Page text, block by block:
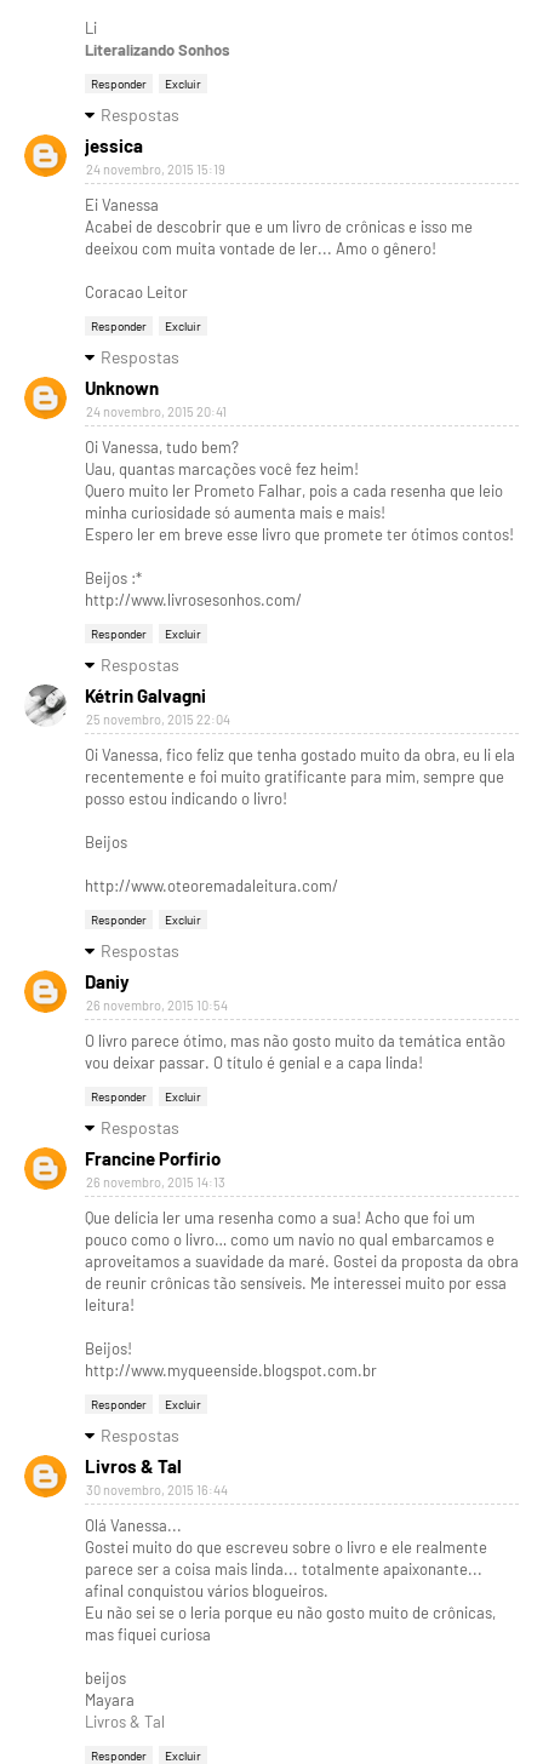
Li
Literalizando Sonhos
Responder Excluir
Respostas
jessica
24 novembro, 2015 15:19
Ei Vanessa
Acabei de descobrir que e um livro de crônicas e isso me
deeixou com muita vontade de ler... Amo o gênero!
Coracao Leitor
Responder Excluir
Respostas
Unknown
24 novembro, 2015 20:41
Oi Vanessa, tudo bem?
Uau, quantas marcações você fez heim!
Quero muito ler Prometo Falhar, pois a cada resenha que leio
minha curiosidade só aumenta mais e mais!
Espero ler em breve esse livro que promete ter ótimos contos!
Beijos :*
http://www.livrosesonhos.com/
Responder Excluir
Respostas
Kétrin Galvagni
25 novembro, 2015 22:04
Oi Vanessa, fico feliz que tenha gostado muito da obra, eu li ela
recentemente e foi muito gratificante para mim, sempre que
posso estou indicando o livro!
Beijos
http://www.oteoremadaleitura.com/
Responder Excluir
Respostas
Daniy
26 novembro, 2015 10:54
O livro parece ótimo, mas não gosto muito da temática então
vou deixar passar. O título é genial e a capa linda!
Responder Excluir
Respostas
Francine Porfirio
26 novembro, 2015 14:13
Que delícia ler uma resenha como a sua! Acho que foi um
pouco como o livro… como um navio no qual embarcamos e
aproveitamos a suavidade da maré. Gostei da proposta da obra
de reunir crônicas tão sensíveis. Me interessei muito por essa
leitura!
Beijos!
http://www.myqueenside.blogspot.com.br
Responder Excluir
Respostas
Livros & Tal
30 novembro, 2015 16:44
Olá Vanessa...
Gostei muito do que escreveu sobre o livro e ele realmente
parece ser a coisa mais linda... totalmente apaixonante...
afinal conquistou vários blogueiros.
Eu não sei se o leria porque eu não gosto muito de crônicas,
mas fiquei curiosa
beijos
Mayara
Livros & Tal
Responder Excluir